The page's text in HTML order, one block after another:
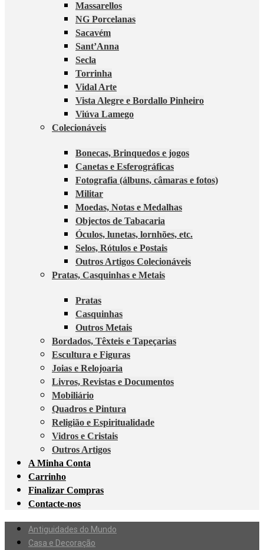
Massarellos
NG Porcelanas
Sacavém
Sant’Anna
Secla
Torrinha
Vidal Arte
Vista Alegre e Bordallo Pinheiro
Viúva Lamego
Colecionáveis
Bonecas, Brinquedos e jogos
Canetas e Esferográficas
Fotografia (álbuns, câmaras e fotos)
Militar
Moedas, Notas e Medalhas
Objectos de Tabacaria
Óculos, lunetas, lornhões, etc.
Selos, Rótulos e Postais
Outros Artigos Colecionáveis
Pratas, Casquinhas e Metais
Pratas
Casquinhas
Outros Metais
Bordados, Têxteis e Tapeçarias
Escultura e Figuras
Joias e Relojoaria
Livros, Revistas e Documentos
Mobiliário
Quadros e Pintura
Religião e Espiritualidade
Vidros e Cristais
Outros Artigos
A Minha Conta
Carrinho
Finalizar Compras
Contacte-nos
Antiguidades do Mundo
Casa e Decoração